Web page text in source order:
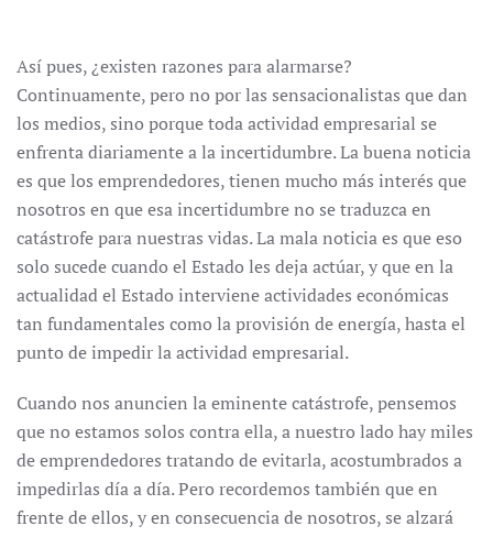
Así pues, ¿existen razones para alarmarse?
Continuamente, pero no por las sensacionalistas que dan
los medios, sino porque toda actividad empresarial se
enfrenta diariamente a la incertidumbre. La buena noticia
es que los emprendedores, tienen mucho más interés que
nosotros en que esa incertidumbre no se traduzca en
catástrofe para nuestras vidas. La mala noticia es que eso
solo sucede cuando el Estado les deja actúar, y que en la
actualidad el Estado interviene actividades económicas
tan fundamentales como la provisión de energía, hasta el
punto de impedir la actividad empresarial.
Cuando nos anuncien la eminente catástrofe, pensemos
que no estamos solos contra ella, a nuestro lado hay miles
de emprendedores tratando de evitarla, acostumbrados a
impedirlas día a día. Pero recordemos también que en
frente de ellos, y en consecuencia de nosotros, se alzará